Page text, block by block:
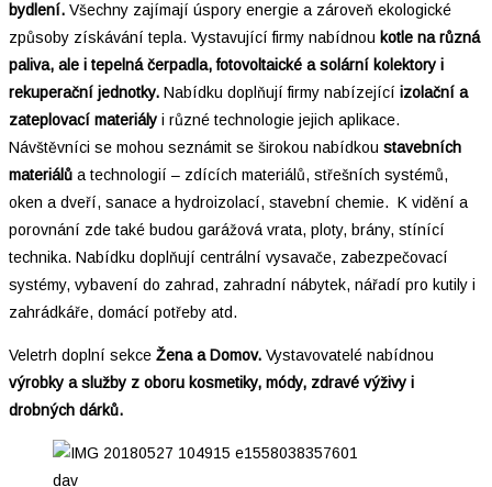
bydlení. Všechny zajímají úspory energie a zároveň ekologické
způsoby získávání tepla. Vystavující firmy nabídnou kotle na různá
paliva, ale i tepelná čerpadla, fotovoltaické a solární kolektory i
rekuperační jednotky. Nabídku doplňují firmy nabízející izolační a
zateplovací materiály i různé technologie jejich aplikace.
Návštěvníci se mohou seznámit se širokou nabídkou stavebních
materiálů a technologií – zdících materiálů, střešních systémů,
oken a dveří, sanace a hydroizolací, stavební chemie. K vidění a
porovnání zde také budou garážová vrata, ploty, brány, stínící
technika. Nabídku doplňují centrální vysavače, zabezpečovací
systémy, vybavení do zahrad, zahradní nábytek, nářadí pro kutily i
zahrádkáře, domácí potřeby atd.
Veletrh doplní sekce Žena a Domov. Vystavovatelé nabídnou
výrobky a služby z oboru kosmetiky, módy, zdravé výživy i
drobných dárků.
dav